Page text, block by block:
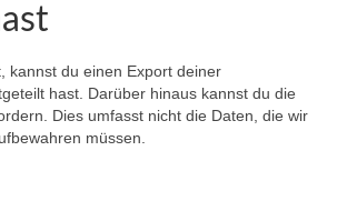
kannst du einen Export deiner
hast. Darüber hinaus kannst du die
Dies umfasst nicht die Daten, die wir
müssen.